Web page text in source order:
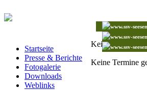
Startseite
Presse & Berichte
Fotogalerie
Downloads
Weblinks
Keine Termine
Keine Termine